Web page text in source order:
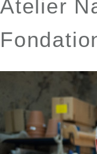
Atelier